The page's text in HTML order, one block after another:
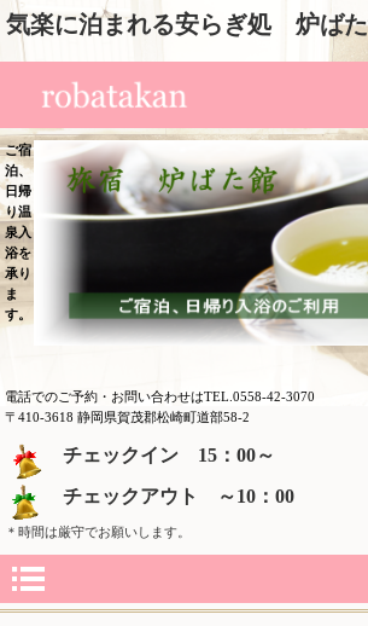
気楽に泊まれる安らぎ処 炉ば
ご宿
泊、
日帰
り温
泉入
浴を
承り
ま
す。
電話でのご予約・お問い合わせはTEL.0558-42-3070
〒410-3618 静岡県賀茂郡松崎町道部58-2
チェックイン 15：00～
チェックアウト ～10：00
＊時間は厳守でお願いします。